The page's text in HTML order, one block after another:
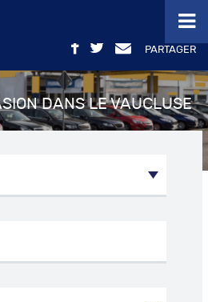
PARTAGER
DANS LE VAUCLUSE